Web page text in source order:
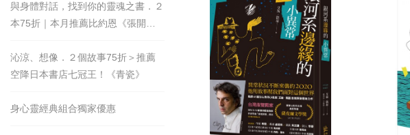
與身體對話，找到你的靈魂之書．２
本75折｜本月推薦比約恩《張開的
沁涼、想像．２個故事75折＞推薦
空降日本書店七冠王！《青瓷》
身心靈經典組合獨家優惠